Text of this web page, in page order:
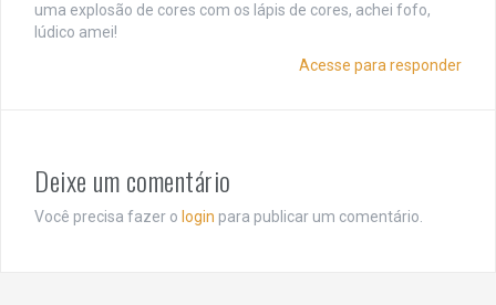
uma explosão de cores com os lápis de cores, achei fofo,
lúdico amei!
Acesse para responder
Deixe um comentário
Você precisa fazer o login para publicar um comentário.